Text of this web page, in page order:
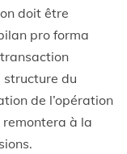
doit être
pro forma
du
de l’opération
remontera à la